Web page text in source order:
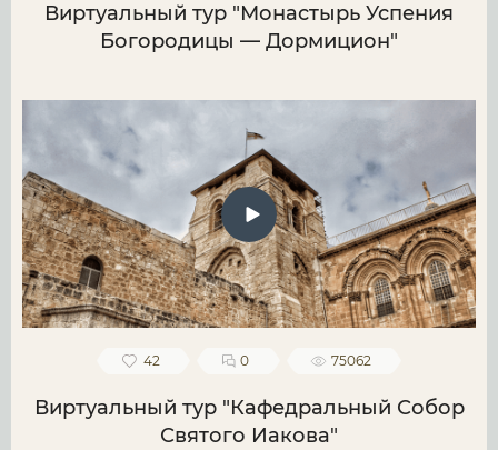
Виртуальный тур "Монастырь Успения
Богородицы — Дормицион"
42 0 75062
Виртуальный тур "Кафедральный Собор
Святого Иакова"